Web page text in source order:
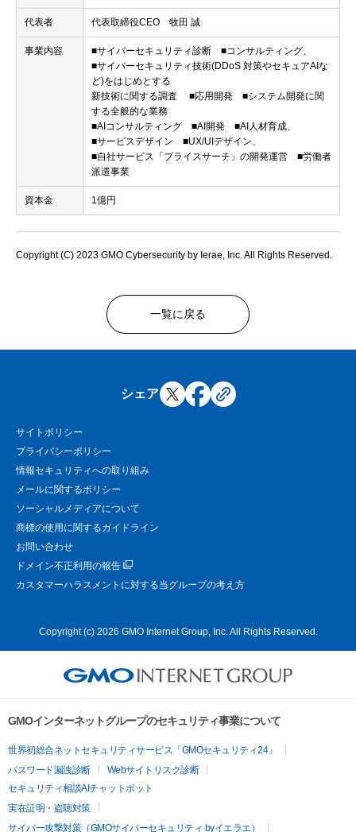
代表者 代表取締役CEO 牧田 誠
事業内容
■サイバーセキュリティ診断 ■コンサルティング、
■サイバーセキュリティ技術(DDoS 対策やセキュアAIな
ど)をはじめとする
新技術に関する調査 ■応用開発 ■システム開発に関
する全般的な業務
■AIコンサルティング ■AI開発 ■AI人材育成、
■サービスデザイン ■UX/UIデザイン、
■自社サービス「プライスサーチ」の開発運営 ■労働者
派遣事業
資本金 1億円
Copyright (C) 2023 GMO Cybersecurity by Ierae, Inc. All Rights Reserved.
一覧に戻る
シェア
サイトポリシー
プライバシーポリシー
情報セキュリティへの取り組み
メールに関するポリシー
ソーシャルメディアについて
商標の使用に関するガイドライン
お問い合わせ
ドメイン不正利用の報告
カスタマーハラスメントに対する当グループの考え方
Copyright (c) 2026 GMO Internet Group, Inc. All Rights Reserved.
GMOインターネットグループのセキュリティ事業について
世界初総合ネットセキュリティサービス「GMOセキュリティ24」
パスワード漏洩診断
Webサイトリスク診断
セキュリティ相談AIチャットボット
実在証明・盗聴対策
サイバー攻撃対策（GMOサイバーセキュリティ byイエラエ）